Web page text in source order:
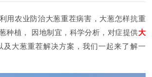
用农业防治大葱重茬病害，大葱怎样抗重
种植， 因地制宜，科学分析，对症提供大
及大葱重茬解决方案，我们一起来了解一